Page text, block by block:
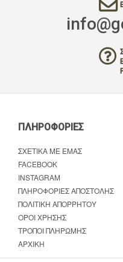
ΠΛΗΡΟΦΟΡΊΕΣ
ΣΧΕΤΙΚΆ ΜΕ ΕΜΆΣ
FACEBOOK
INSTAGRAM
ΠΛΗΡΟΦΟΡΊΕΣ ΑΠΟΣΤΟΛΉΣ
ΠΟΛΙΤΙΚΉ ΑΠΟΡΡΉΤΟΥ
ΌΡΟΙ ΧΡΉΣΗΣ
ΤΡΌΠΟΙ ΠΛΗΡΩΜΉΣ
ΑΡΧΙΚΉ